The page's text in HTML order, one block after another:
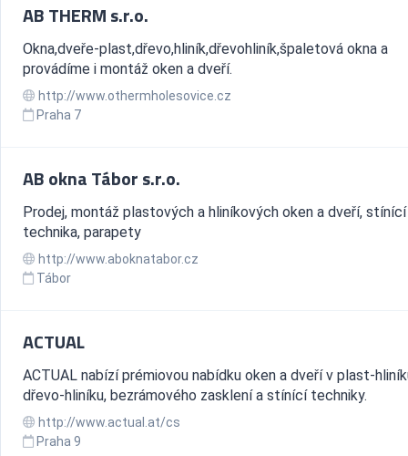
AB THERM s.r.o.
Okna,dveře-plast,dřevo,hliník,dřevohliník,špaletová okna a
provádíme i montáž oken a dveří­.
http://www.othermholesovice.cz
Praha 7
AB okna Tábor s.r.o.
Prodej, montáž plastových a hliníkových oken a dveří, stínící
technika, parapety
http://www.aboknatabor.cz
Tábor
ACTUAL
ACTUAL nabízí prémiovou nabídku oken a dveří v plast-
dřevo-hliníku, bezrámového zasklení a stínící techniky.
http://www.actual.at/cs
Praha 9